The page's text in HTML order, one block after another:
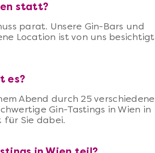
statt?
parat. Unsere Gin-Bars und
Location ist von uns besichtigt
es?
Abend durch 25 verschiedene
Gin-Tastings in Wien in
für Sie dabei.